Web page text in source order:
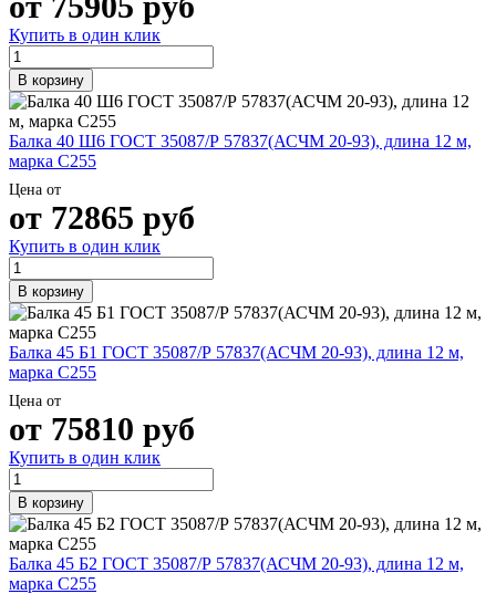
Купить в один клик
В корзину
Балка 40 Ш6 ГОСТ 35087/Р 57837(АСЧМ 20-93), длина 12 м,
марка С255
Цена от
от 72865 руб
Купить в один клик
В корзину
Балка 45 Б1 ГОСТ 35087/Р 57837(АСЧМ 20-93), длина 12 м,
марка С255
Цена от
от 75810 руб
Купить в один клик
В корзину
Балка 45 Б2 ГОСТ 35087/Р 57837(АСЧМ 20-93), длина 12 м,
марка С255